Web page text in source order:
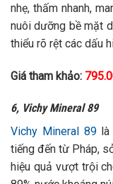
nhẹ, thấm nhanh,
nuôi dưỡng bề mặt
thiểu rõ rệt các dấu
Giá tham khảo:
6, Vichy Mineral 89
Vichy Mineral 89là
tiếng đến từ Pháp,
hiệu quả vượt trội